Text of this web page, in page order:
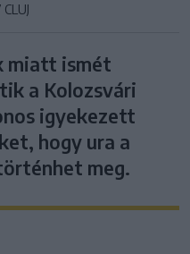
miatt ismét
a Kolozsvári
igyekezett
hogy ura a
meg.